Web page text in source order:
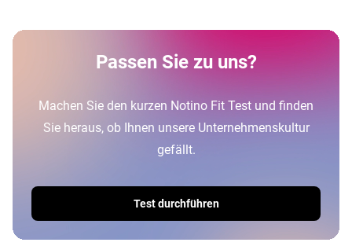
Passen Sie zu uns?
Machen Sie den kurzen Notino Fit Test und finden
Sie heraus, ob Ihnen unsere Unternehmenskultur
gefällt.
Test durchführen